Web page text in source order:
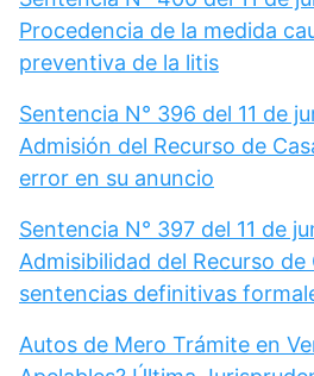
Procedencia de la medida
preventiva de la litis
Sentencia N° 396 del 11 de
Admisión del Recurso de
error en su anuncio
Sentencia N° 397 del 11 de
Admisibilidad del Recurso
sentencias definitivas
Autos de Mero Trámite en